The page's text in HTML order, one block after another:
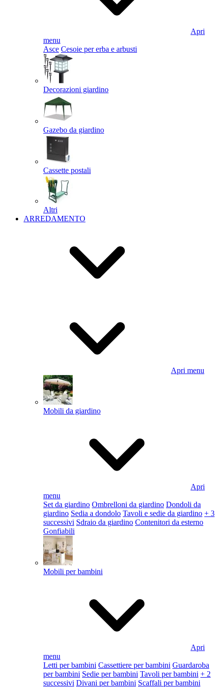
Apri
menu
Asce Cesoie per erba e arbusti
Decorazioni giardino
Gazebo da giardino
Cassette postali
Altri
ARREDAMENTO
Apri menu
Mobili da giardino
Apri
menu
Set da giardino Ombrelloni da giardino Dondoli da
giardino Sedia a dondolo Tavoli e sedie da giardino + 3
successivi Sdraio da giardino Contenitori da esterno
Gonfiabili
Mobili per bambini
Apri
menu
Letti per bambini Cassettiere per bambini Guardaroba
per bambini Sedie per bambini Tavoli per bambini + 2
successivi Divani per bambini Scaffali per bambini